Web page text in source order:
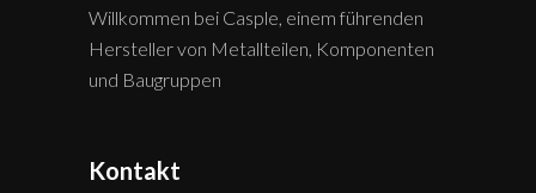
Willkommen bei Casple, einem führenden
Hersteller von Metallteilen, Komponenten
und Baugruppen
Kontakt